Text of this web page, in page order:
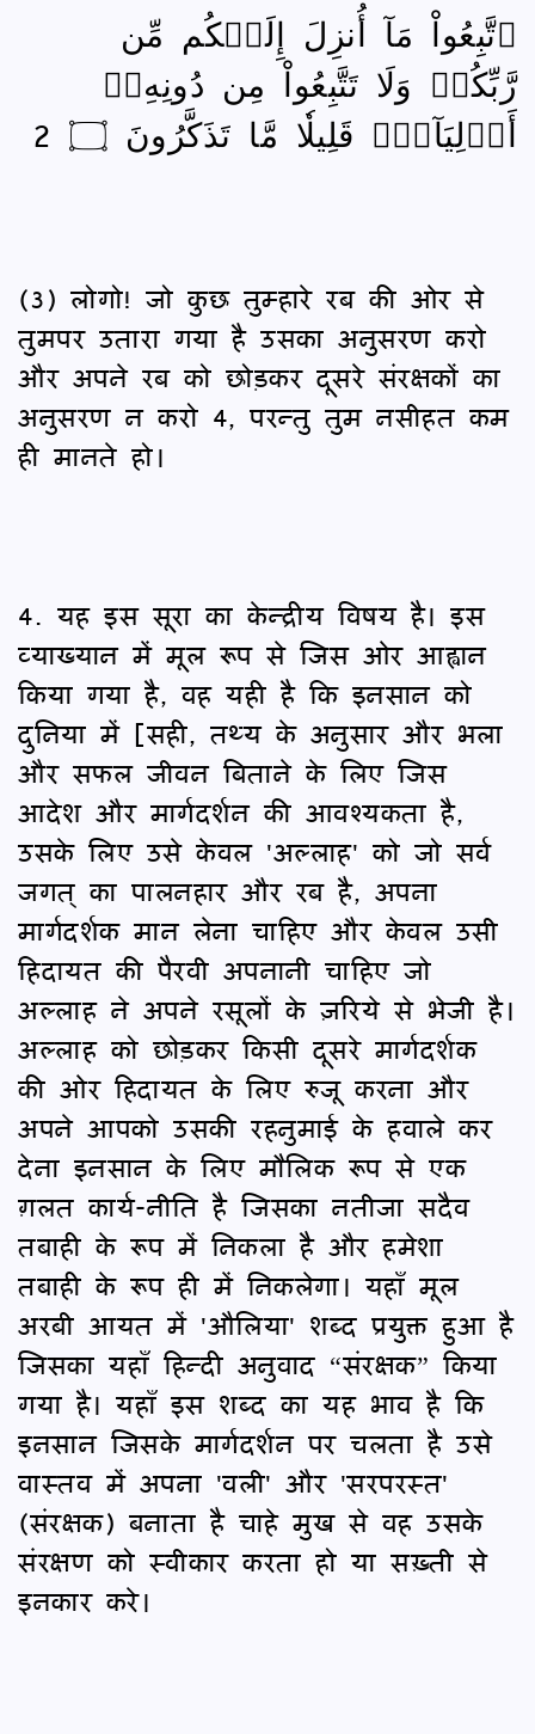
ٱتَّبِعُواْ مَآ أُنزِلَ إِلَيۡكُم مِّن
رَّبِّكُمۡ وَلَا تَتَّبِعُواْ مِن دُونِهِۦٓ
أَوۡلِيَآءَۗ قَلِيلٗا مَّا تَذَكَّرُونَ ۝ 2
(3) लोगो! जो कुछ तुम्हारे रब की ओर से
तुमपर उतारा गया है उसका अनुसरण करो
और अपने रब को छोड़कर दूसरे संरक्षकों का
अनुसरण न करो 4, परन्तु तुम नसीहत कम
ही मानते हो।
4. यह इस सूरा का केन्द्रीय विषय है। इस
व्याख्यान में मूल रूप से जिस ओर आह्वान
किया गया है, वह यही है कि इनसान को
दुनिया में [सही, तथ्य के अनुसार और भला
और सफल जीवन बिताने के लिए जिस
आदेश और मार्गदर्शन की आवश्यकता है,
उसके लिए उसे केवल 'अल्लाह' को जो सर्व
जगत् का पालनहार और रब है, अपना
मार्गदर्शक मान लेना चाहिए और केवल उसी
हिदायत की पैरवी अपनानी चाहिए जो
अल्लाह ने अपने रसूलों के ज़रिये से भेजी है।
अल्लाह को छोड़कर किसी दूसरे मार्गदर्शक
की ओर हिदायत के लिए रुजू करना और
अपने आपको उसकी रहनुमाई के हवाले कर
देना इनसान के लिए मौलिक रूप से एक
ग़लत कार्य-नीति है जिसका नतीजा सदैव
तबाही के रूप में निकला है और हमेशा
तबाही के रूप ही में निकलेगा। यहाँ मूल
अरबी आयत में 'औलिया' शब्द प्रयुक्त हुआ है
जिसका यहाँ हिन्दी अनुवाद “संरक्षक” किया
गया है। यहाँ इस शब्द का यह भाव है कि
इनसान जिसके मार्गदर्शन पर चलता है उसे
वास्तव में अपना 'वली' और 'सरपरस्त'
(संरक्षक) बनाता है चाहे मुख से वह उसके
संरक्षण को स्वीकार करता हो या सख़्ती से
इनकार करे।